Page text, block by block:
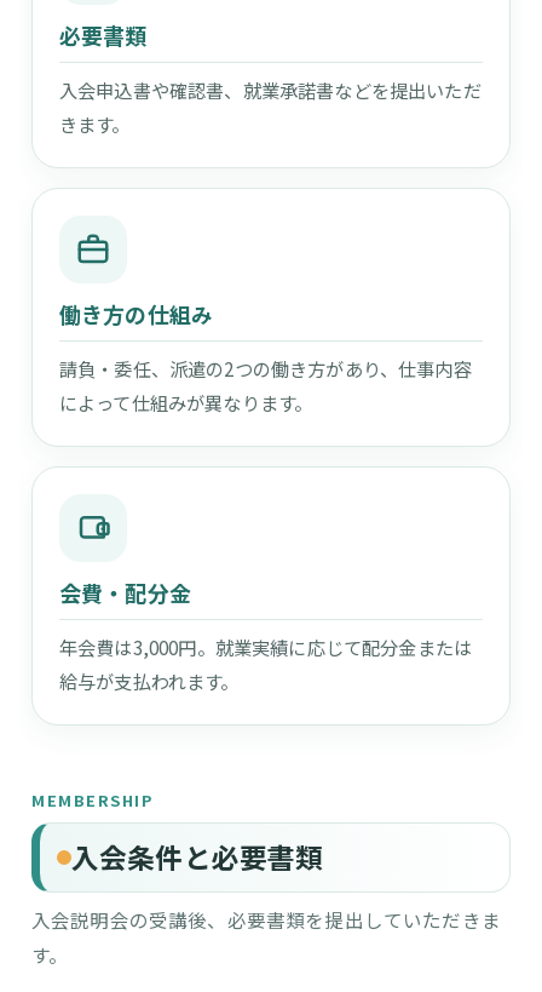
必要書類
入会申込書や確認書、就業承諾書などを提出いただ
きます。
働き方の仕組み
請負・委任、派遣の2つの働き方があり、仕事内容
によって仕組みが異なります。
会費・配分金
年会費は3,000円。就業実績に応じて配分金または
給与が支払われます。
MEMBERSHIP
入会条件と必要書類
入会説明会の受講後、必要書類を提出していただきま
す。